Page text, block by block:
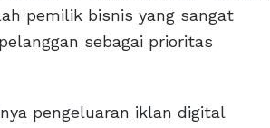
pemilik bisnis yang sangat
sebagai prioritas
pengeluaran iklan digital